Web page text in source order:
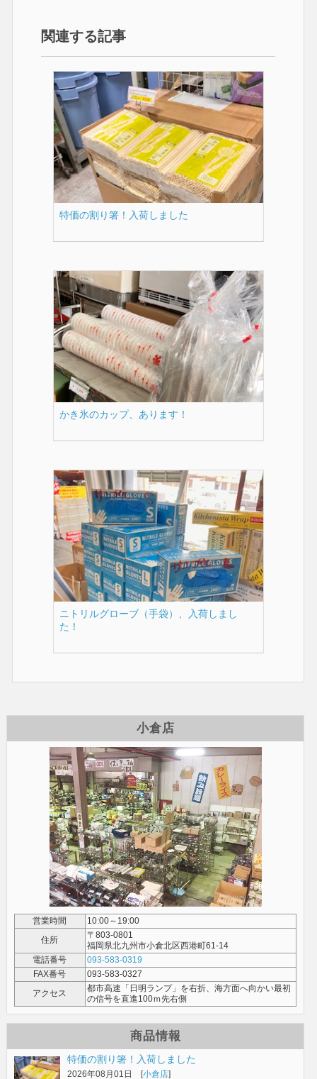
関連する記事
特価の割り箸！入荷しました
かき氷のカップ、あります！
ニトリルグローブ（手袋）、入荷しまし
た！
小倉店
営業時間
10:00～19:00
住所
〒803-0801
福岡県北九州市小倉北区西港町61-14
電話番号
093-583-0319
FAX番号
093-583-0327
アクセス
都市高速「日明ランプ」を右折、海方面へ向かい最初
の信号を直進100ｍ先右側
商品情報
特価の割り箸！入荷しました
2026年08月01日 [小倉店]